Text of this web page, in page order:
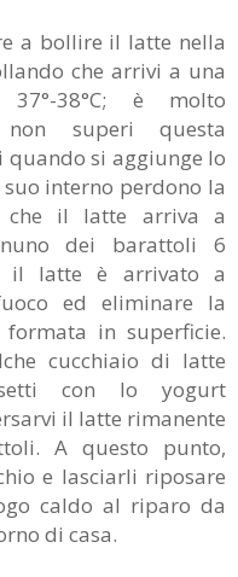
a bollire il latte nella
che arrivi a una
38°C; è molto
superi questa
si aggiunge lo
interno perdono la
che il latte arriva a
dei barattoli 6
il latte è arrivato a
ed eliminare la
in superficie.
cucchiaio di latte
con lo yogurt
il latte rimanente
A questo punto,
e lasciarli riposare
caldo al riparo da
di casa.